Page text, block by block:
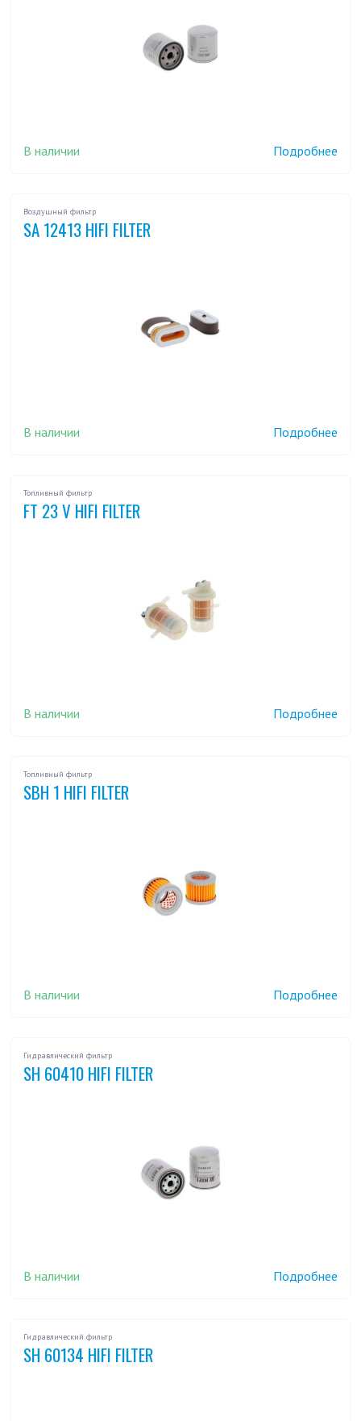
В наличии Подробнее
Воздушный фильтр
SA 12413 HIFI FILTER
В наличии Подробнее
Топливный фильтр
FT 23 V HIFI FILTER
В наличии Подробнее
Топливный фильтр
SBH 1 HIFI FILTER
В наличии Подробнее
Гидравлический фильтр
SH 60410 HIFI FILTER
В наличии Подробнее
Гидравлический фильтр
SH 60134 HIFI FILTER